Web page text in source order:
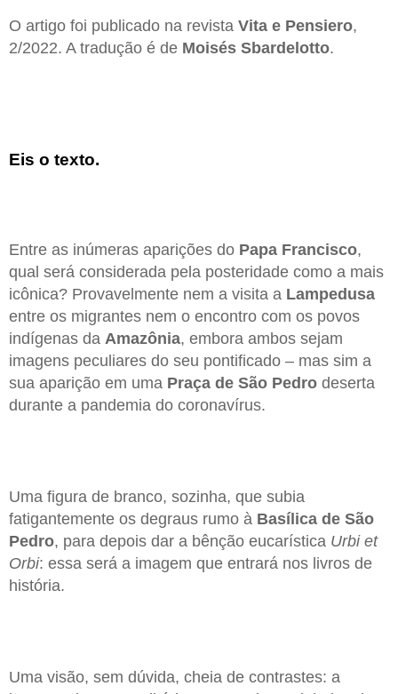
O artigo foi publicado na revista Vita e Pensiero,
2/2022. A tradução é de Moisés Sbardelotto.
Eis o texto.
Entre as inúmeras aparições do Papa Francisco,
qual será considerada pela posteridade como a mais
icônica? Provavelmente nem a visita a Lampedusa
entre os migrantes nem o encontro com os povos
indígenas da Amazônia, embora ambos sejam
imagens peculiares do seu pontificado – mas sim a
sua aparição em uma Praça de São Pedro deserta
durante a pandemia do coronavírus.
Uma figura de branco, sozinha, que subia
fatigantemente os degraus rumo à Basílica de São
Pedro, para depois dar a bênção eucarística Urbi et
Orbi: essa será a imagem que entrará nos livros de
história.
Uma visão, sem dúvida, cheia de contrastes: a